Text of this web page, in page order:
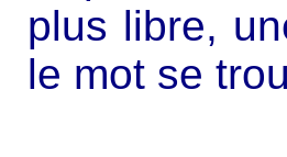
plus libre,
le mot se